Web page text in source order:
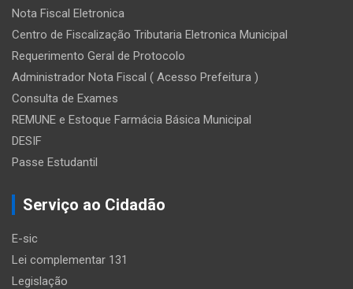
Nota Fiscal Eletronica
Centro de Fiscalização Tributaria Eletronica Municipal
Requerimento Geral de Protocolo
Administrador Nota Fiscal ( Acesso Prefeitura )
Consulta de Exames
REMUNE e Estoque Farmácia Básica Municipal
DESIF
Passe Estudantil
Serviço ao Cidadão
E-sic
Lei complementar 131
Legislação